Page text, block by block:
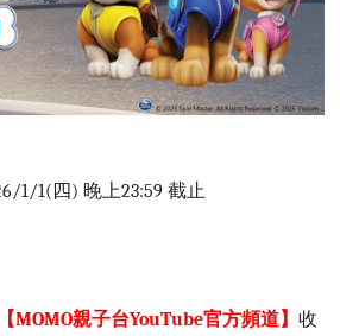
1/1(四) 晚上23:59 截止
【MOMO親子台YouTube官方頻道】 收